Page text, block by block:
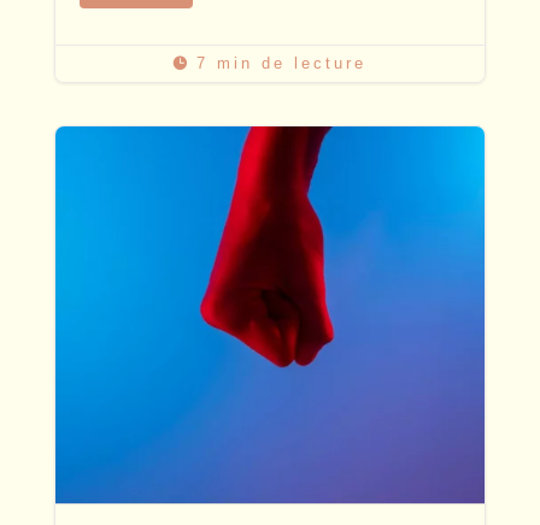
 7 min de lecture